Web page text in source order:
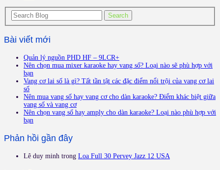
Bài viết mới
Quản lý nguồn PHD HF – 9LCR+
Nên chọn mua mixer karaoke hay vang số? Loại nào sẽ phù hợp với
bạn
Vang cơ lai số là gì? Tất tần tật các đặc điểm nổi trội của vang cơ lai
số
Nên mua vang số hay vang cơ cho dàn karaoke? Điểm khác biệt giữa
vang số và vang cơ
Nên chọn vang số hay amply cho dàn karaoke? Loại nào phù hợp với
bạn
Phản hồi gần đây
Lê duy minh trong Loa Full 30 Pervey Jazz 12 USA